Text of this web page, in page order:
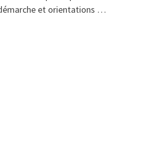
et orientations …